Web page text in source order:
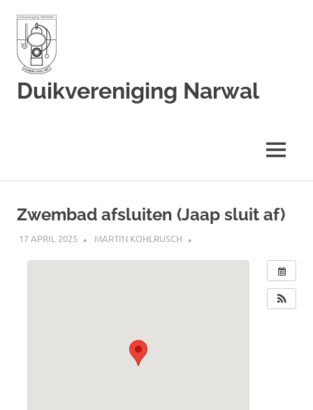
inhoud
Duikvereniging Narwal
MENU
Zwembad afsluiten (Jaap sluit af)
17 APRIL 2025 MARTIN KOHLRUSCH